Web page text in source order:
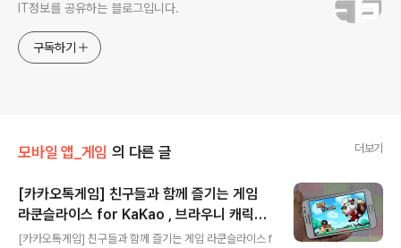
IT정보를 공유하는 블로그입니다.
구독하기
모바일 앱_게임 의 다른 글 더보기
[카카오톡게임] 친구들과 함께 즐기는 게임
라쿤슬라이스 for KaKao , 브라우니 캐릭터
팡 for KaKao
[카카오톡게임] 친구들과 함께 즐기는 게임 라쿤슬라이스 f